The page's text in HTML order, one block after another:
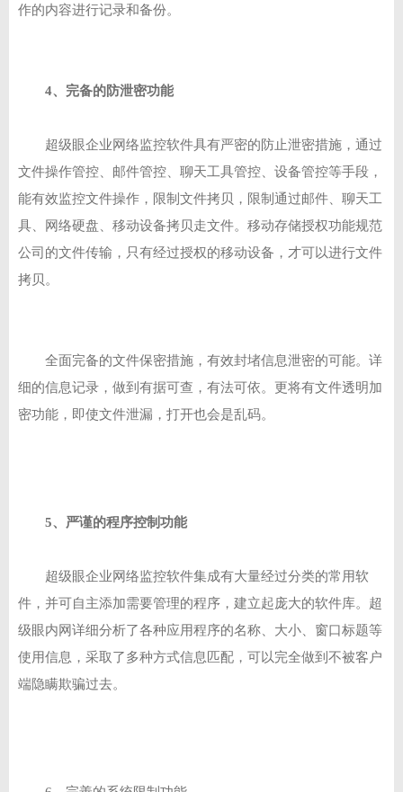
作的内容进行记录和备份。
4、完备的防泄密功能
超级眼企业网络监控软件具有严密的防止泄密措施，通过
文件操作管控、邮件管控、聊天工具管控、设备管控等手段，
能有效监控文件操作，限制文件拷贝，限制通过邮件、聊天工
具、网络硬盘、移动设备拷贝走文件。移动存储授权功能规范
公司的文件传输，只有经过授权的移动设备，才可以进行文件
拷贝。
全面完备的文件保密措施，有效封堵信息泄密的可能。详
细的信息记录，做到有据可查，有法可依。更将有文件透明加
密功能，即使文件泄漏，打开也会是乱码。
5、严谨的程序控制功能
超级眼企业网络监控软件集成有大量经过分类的常用软
件，并可自主添加需要管理的程序，建立起庞大的软件库。超
级眼内网详细分析了各种应用程序的名称、大小、窗口标题等
使用信息，采取了多种方式信息匹配，可以完全做到不被客户
端隐瞒欺骗过去。